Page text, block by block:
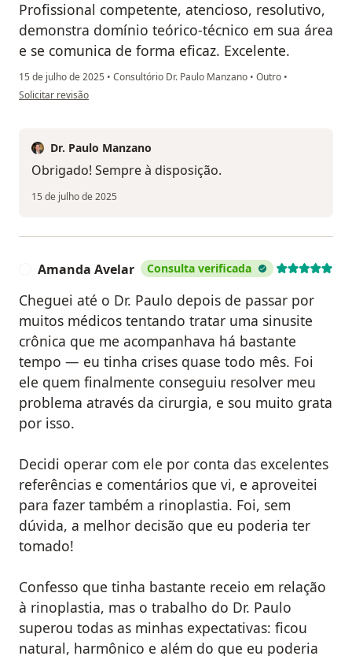
Profissional competente, atencioso, resolutivo,
demonstra domínio teórico-técnico em sua área
e se comunica de forma eficaz. Excelente.
15 de julho de 2025 • Consultório Dr. Paulo Manzano • Outro •
na opinião do utilizador Ananda Nogueira
Solicitar revisão
Dr. Paulo Manzano
Obrigado! Sempre à disposição.
15 de julho de 2025
Amanda Avelar Consulta verificada
Cheguei até o Dr. Paulo depois de passar por
muitos médicos tentando tratar uma sinusite
crônica que me acompanhava há bastante
tempo — eu tinha crises quase todo mês. Foi
ele quem finalmente conseguiu resolver meu
problema através da cirurgia, e sou muito grata
por isso.
Decidi operar com ele por conta das excelentes
referências e comentários que vi, e aproveitei
para fazer também a rinoplastia. Foi, sem
dúvida, a melhor decisão que eu poderia ter
tomado!
Confesso que tinha bastante receio em relação
à rinoplastia, mas o trabalho do Dr. Paulo
superou todas as minhas expectativas: ficou
natural, harmônico e além do que eu poderia